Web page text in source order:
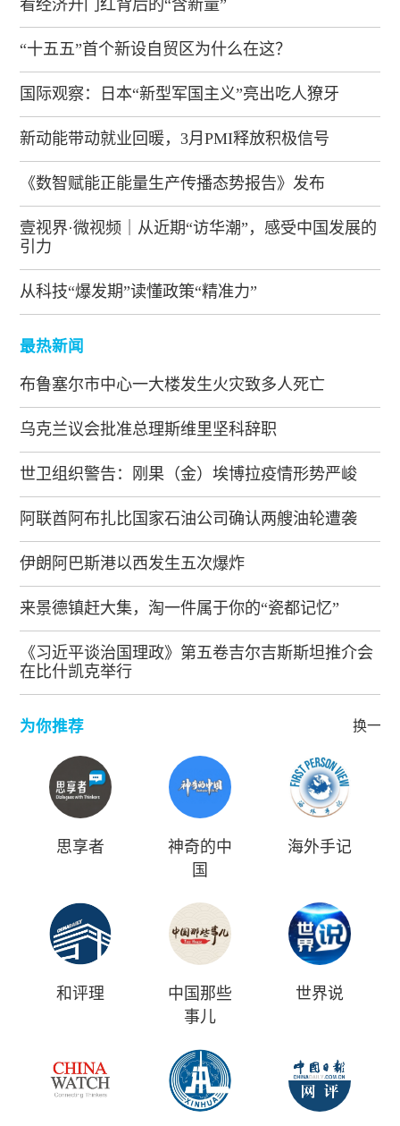
看经济开门红背后的“含新量”
“十五五”首个新设自贸区为什么在这？
国际观察：日本“新型军国主义”亮出吃人獠牙
新动能带动就业回暖，3月PMI释放积极信号
《数智赋能正能量生产传播态势报告》发布
壹视界·微视频｜从近期“访华潮”，感受中国发展的
引力
从科技“爆发期”读懂政策“精准力”
最热新闻
布鲁塞尔市中心一大楼发生火灾致多人死亡
乌克兰议会批准总理斯维里坚科辞职
世卫组织警告：刚果（金）埃博拉疫情形势严峻
阿联酋阿布扎比国家石油公司确认两艘油轮遭袭
伊朗阿巴斯港以西发生五次爆炸
来景德镇赶大集，淘一件属于你的“瓷都记忆”
《习近平谈治国理政》第五卷吉尔吉斯斯坦推介会
在比什凯克举行
为你推荐 换一批
思享者
神奇的中
国
海外手记
和评理
中国那些
事儿
世界说